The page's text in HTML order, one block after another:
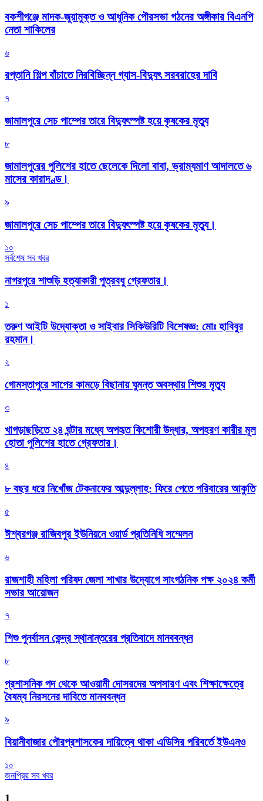
বকশীগঞ্জে মাদক-জুয়ামুক্ত ও আধুনিক পৌরসভা গঠনের অঙ্গীকার বিএনপি
নেতা শাকিলের
৬
রপ্তানি শিল্প বাঁচাতে নিরবিচ্ছিন্ন গ্যাস-বিদ্যুৎ সরবরাহের দাবি
৭
জামালপুরে সেচ পাম্পের তারে বিদ্যুৎস্পষ্ট হয়ে কৃষকের মৃত্যু
৮
জামালপুরের পুলিশের হাতে ছেলেকে দিলো বাবা, ভ্রাম্যমাণ আদালতে ৬
মাসের কারাদণ্ড।
৯
জামালপুরে সেচ পাম্পের তারে বিদ্যুৎস্পষ্ট হয়ে কৃষকের মৃত্যু।
১০
সর্বশেষ সব খবর
নাগরপুরে শাশুড়ি হত্যাকারী পুত্রবধু গ্রেফতার।
১
তরুণ আইটি উদ্যোক্তা ও সাইবার সিকিউরিটি বিশেষজ্ঞ: মোঃ হাবিবুর
রহমান।
২
গোমস্তাপুরে সাপের কামড়ে বিছানায় ঘুমন্ত অবস্থায় শিশুর মৃত্যু
৩
খাগড়াছড়িতে ২৪ ঘন্টার মধ্যে অপহৃত কিশোরী উদ্ধার, অপহরণ কারীর মূল
হোতা পুলিশের হাতে গ্রেফতার।
৪
৮ বছর ধরে নিখোঁজ টেকনাফের আব্দুল্লাহ: ফিরে পেতে পরিবারের আকুতি
৫
ঈশ্বরগঞ্জ রাজিবপুর ইউনিয়নে ওয়ার্ড প্রতিনিধি সম্মেলন
৬
রাজশাহী মহিলা পরিষদ জেলা শাখার উদ্যোগে সাংগঠনিক পক্ষ ২০২৪ কর্মী
সভার আয়োজন
৭
শিশু পুনর্বাসন কেন্দ্র স্থানান্তরের প্রতিবাদে মানববন্ধন
৮
প্রশাসনিক পদ থেকে আওয়ামী দোসরদের অপসারণ এবং শিক্ষাক্ষেত্রে
বৈষম্য নিরসনের দাবিতে মানববন্ধন
৯
বিয়ানীবাজার পৌরপ্রশাসকের দায়িত্বে থাকা এডিসির পরিবর্তে ইউএনও
১০
জনপ্রিয় সব খবর
1